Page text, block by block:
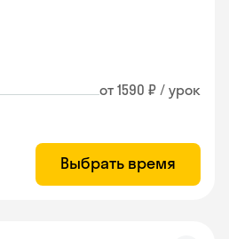
от 1590 ₽ / урок
Выбрать время